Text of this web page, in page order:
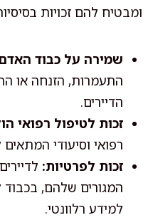
ומבטיח להם זכויות
שמירה על כבוד
התעמרות, הזנחה או
הדיירים.
זכות לטיפול רפואי
רפואי וסיעודי
זכות לפרטיות:
המגורים שלהם, בכבוד
למידע רלוונטי.